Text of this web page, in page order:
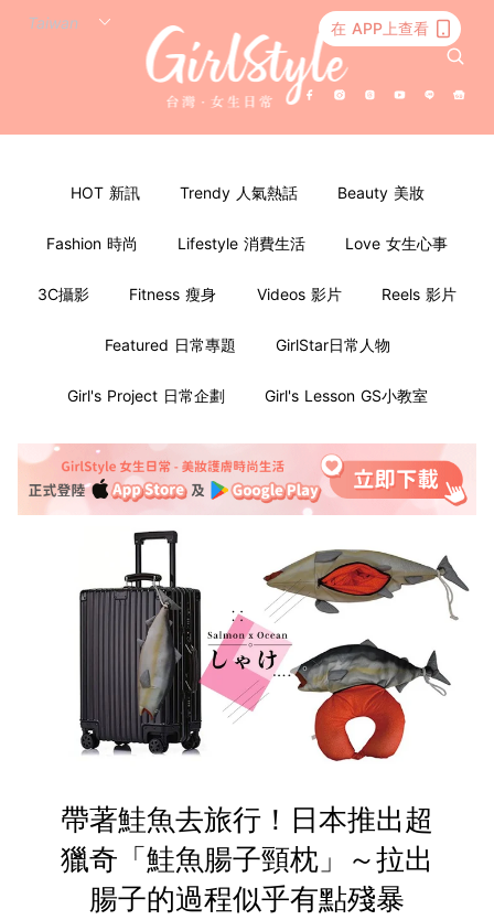
在 APP上查看
HOT 新訊 Trendy 人氣熱話 Beauty 美妝
Fashion 時尚 Lifestyle 消費生活 Love 女生心事
3C攝影 Fitness 瘦身 Videos 影片 Reels 影片
Featured 日常專題 GirlStar日常人物
Girl's Project 日常企劃 Girl's Lesson GS小教室
帶著鮭魚去旅行！日本推出超
獵奇「鮭魚腸子頸枕」～拉出
腸子的過程似乎有點殘暴